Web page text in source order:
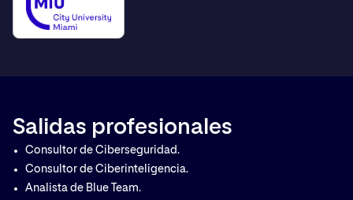
Salidas profesionales
Consultor de Ciberseguridad.
Consultor de Ciberinteligencia.
Analista de Blue Team.